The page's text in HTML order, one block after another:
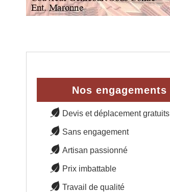
Nos engagements
Devis et déplacement gratuits
Sans engagement
Artisan passionné
Prix imbattable
Travail de qualité